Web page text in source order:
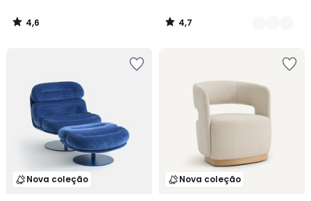
4,6
/
4,7
/
Nova coleção Nova coleção